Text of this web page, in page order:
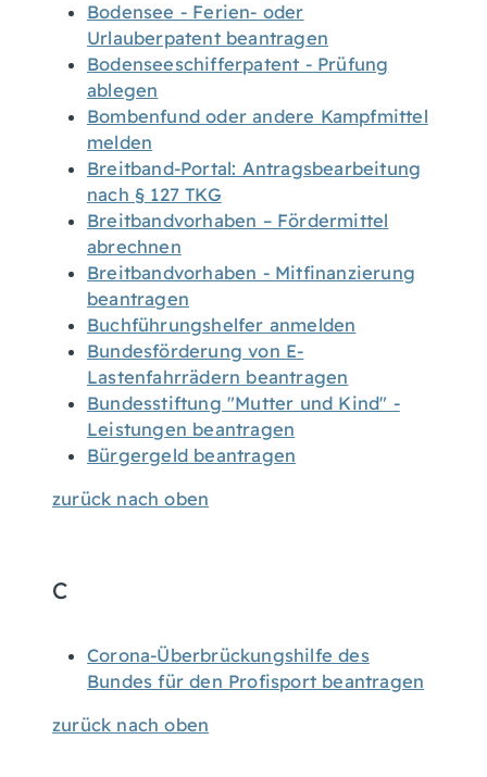
Bodensee - Ferien- oder
Urlauberpatent beantragen
Bodenseeschifferpatent - Prüfung
ablegen
Bombenfund oder andere Kampfmittel
melden
Breitband-Portal: Antragsbearbeitung
nach § 127 TKG
Breitbandvorhaben – Fördermittel
abrechnen
Breitbandvorhaben - Mitfinanzierung
beantragen
Buchführungshelfer anmelden
Bundesförderung von E-
Lastenfahrrädern beantragen
Bundesstiftung "Mutter und Kind" -
Leistungen beantragen
Bürgergeld beantragen
zurück nach oben
C
Corona-Überbrückungshilfe des
Bundes für den Profisport beantragen
zurück nach oben